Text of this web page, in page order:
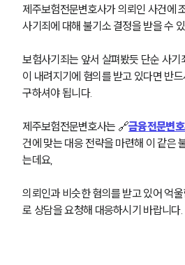
그룹소개
대륜의 강
오시는 길
글로벌 파트너
AI대륜
제주보험전문변호사가 의뢰인 사건에
사기죄에 대해 불기소 결정을 받을 수
보험사기죄는 앞서 살펴봤듯 단순 사기
이 내려지기에 혐의를 받고 있다면 반
구하셔야 됩니다.
제주보험전문변호사는 🔗금융전문변
건에 맞는 대응 전략을 마련해 이 같은
는데요,
의뢰인과 비슷한 혐의를 받고 있어 억
로 상담을 요청해 대응하시기 바랍니다.